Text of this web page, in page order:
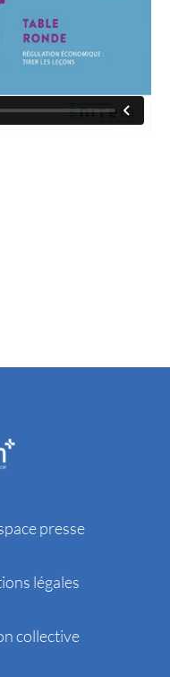
presse
légales
collective